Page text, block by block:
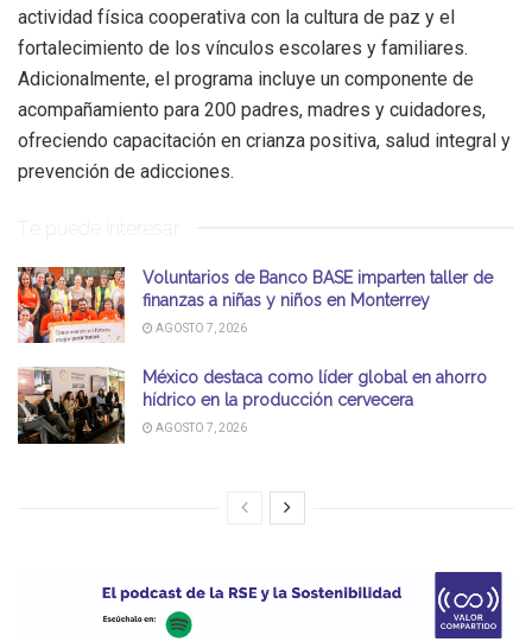
actividad física cooperativa con la cultura de paz y el
fortalecimiento de los vínculos escolares y familiares.
Adicionalmente, el programa incluye un componente de
acompañamiento para 200 padres, madres y cuidadores,
ofreciendo capacitación en crianza positiva, salud integral y
prevención de adicciones.
Te puede interesar
Voluntarios de Banco BASE imparten taller de
finanzas a niñas y niños en Monterrey
AGOSTO 7, 2026
México destaca como líder global en ahorro
hídrico en la producción cervecera
AGOSTO 7, 2026